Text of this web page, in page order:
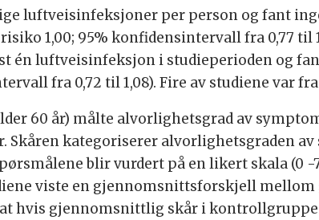
luftveisinfeksjoner per person og fant
1,00; 95% konfidensintervall fra 0,77 til
én luftveisinfeksjon i studieperioden og
fra 0,72 til 1,08). Fire av studiene var
60 år) målte alvorlighetsgrad av
Skåren kategoriserer alvorlighetsgraden
blir vurdert på en likert skala (0
viste en gjennomsnittsforskjell mellom
hvis gjennomsnittlig skår i